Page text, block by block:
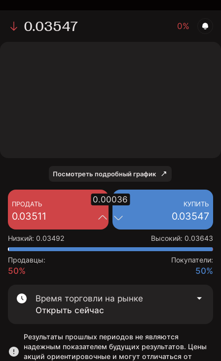
0.03547 0%
Посмотреть подробный график
ПРОДАТЬ
0.03511
КУПИТЬ
0.03547
0.00036
Низкий: 0.03492 Высокий: 0.03643
Продавцы:
50%
Покупатели:
50%
Время торговли на рынке
Открыть сейчас
Результаты прошлых периодов не являются
надежным показателем будущих результатов. Цены
акций ориентировочные и могут отличаться от